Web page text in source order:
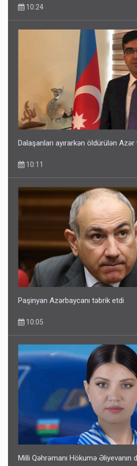
10:24
Dalaşanları ayırarkən öldürülən
10:11
Paşinyan Azərbaycanı təbrik etdi
10:05
Milli Qəhrəmanı Hökumə Əliyevanın